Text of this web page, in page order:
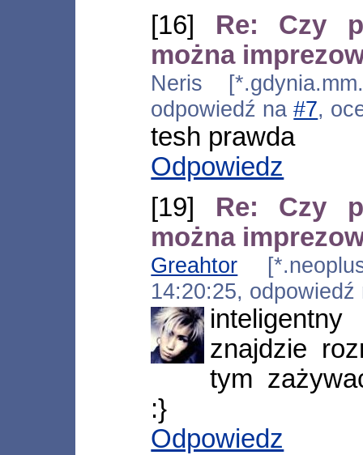
[16] Re: Czy
można
Neris
odpowiedź na#7,
tesh prawda
Odpowiedz
[19] Re: Czy
można
Greahtor
14:20:25,
znajdzie
tym
:}
Odpowiedz